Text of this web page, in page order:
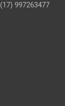
(17) 997263477